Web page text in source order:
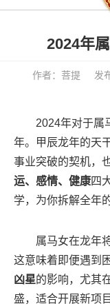
2024年
作者：菩提 发
2024年对于属
年。甲辰龙年的天
事业突破的契机，
运、感情、健康四
学，为你拆解全年
属马女在龙年
这意味着即便遇到
凶星的影响，尤其
盛，适合开展新项